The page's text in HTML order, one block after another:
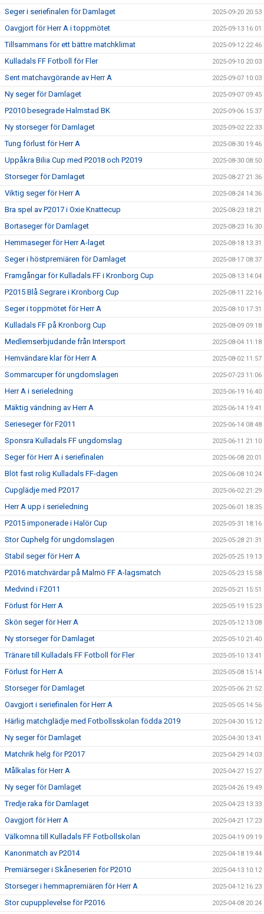
Seger i seriefinalen för Damlaget 2025-09-20 20:53
Oavgjort för Herr A i toppmötet 2025-09-13 16:01
Tillsammans för ett bättre matchklimat 2025-09-12 22:46
Kulladals FF Fotboll för Fler 2025-09-10 20:03
Sent matchavgörande av Herr A 2025-09-07 10:03
Ny seger för Damlaget 2025-09-07 09:45
P2010 besegrade Halmstad BK 2025-09-06 15:37
Ny storseger för Damlaget 2025-09-02 22:33
Tung förlust för Herr A 2025-08-30 19:46
Uppåkra Bilia Cup med P2018 och P2019 2025-08-30 08:50
Storseger för Damlaget 2025-08-27 21:36
Viktig seger för Herr A 2025-08-24 14:36
Bra spel av P2017 i Oxie Knattecup 2025-08-23 18:21
Bortaseger för Damlaget 2025-08-23 16:30
Hemmaseger för Herr A-laget 2025-08-18 13:31
Seger i höstpremiären för Damlaget 2025-08-17 08:37
Framgångar för Kulladals FF i Kronborg Cup 2025-08-13 14:04
P2015 Blå Segrare i Kronborg Cup 2025-08-11 22:16
Seger i toppmötet för Herr A 2025-08-10 17:31
Kulladals FF på Kronborg Cup 2025-08-09 09:18
Medlemserbjudande från Intersport 2025-08-04 11:18
Hemvändare klar för Herr A 2025-08-02 11:57
Sommarcuper för ungdomslagen 2025-07-23 11:06
Herr A i serieledning 2025-06-19 16:40
Mäktig vändning av Herr A 2025-06-14 19:41
Serieseger för F2011 2025-06-14 08:48
Sponsra Kulladals FF ungdomslag 2025-06-11 21:10
Seger för Herr A i seriefinalen 2025-06-08 20:01
Blöt fast rolig Kulladals FF-dagen 2025-06-08 10:24
Cupglädje med P2017 2025-06-02 21:29
Herr A upp i serieledning 2025-06-01 18:35
P2015 imponerade i Halör Cup 2025-05-31 18:16
Stor Cuphelg för ungdomslagen 2025-05-28 21:31
Stabil seger för Herr A 2025-05-25 19:13
P2016 matchvärdar på Malmö FF A-lagsmatch 2025-05-23 15:58
Medvind i F2011 2025-05-21 15:51
Förlust för Herr A 2025-05-19 15:23
Skön seger för Herr A 2025-05-12 13:08
Ny storseger för Damlaget 2025-05-10 21:40
Tränare till Kulladals FF Fotboll för Fler 2025-05-10 13:41
Förlust för Herr A 2025-05-08 15:14
Storseger för Damlaget 2025-05-06 21:52
Oavgjort i seriefinalen för Herr A 2025-05-05 14:56
Härlig matchglädje med Fotbollsskolan födda 2019 2025-04-30 15:12
Ny seger för Damlaget 2025-04-30 13:41
Matchrik helg för P2017 2025-04-29 14:03
Målkalas för Herr A 2025-04-27 15:27
Ny seger för Damlaget 2025-04-26 19:49
Tredje raka för Damlaget 2025-04-23 13:33
Oavgjort för Herr A 2025-04-21 17:23
Välkomna till Kulladals FF Fotbollskolan 2025-04-19 09:19
Kanonmatch av P2014 2025-04-18 19:44
Premiärseger i Skåneserien för P2010 2025-04-13 10:12
Storseger i hemmapremiären för Herr A 2025-04-12 16:23
Stor cupupplevelse för P2016 2025-04-08 20:24